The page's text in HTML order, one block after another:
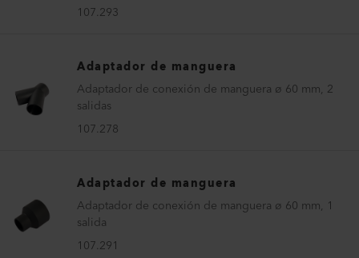
107.293
Adaptador de manguera
Adaptador de conexión de manguera ø 60 mm, 2
salidas
107.278
Adaptador de manguera
Adaptador de conexión de manguera ø 60 mm, 1
salida
107.291